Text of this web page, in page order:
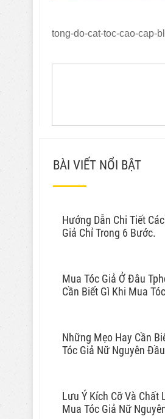
tong-do-cat-toc-cao-cap-
BÀI VIẾT NỔI BẬT
Hướng Dẫn Chi Tiết
Giả Chỉ Trong 6 Bước.
Mua Tóc Giả Ở Đâu
Cần Biết Gì Khi Mua
Những Mẹo Hay Cần
Tóc Giả Nữ Nguyên Đầu
Lưu Ý Kích Cỡ Và Chất
Mua Tóc Giả Nữ